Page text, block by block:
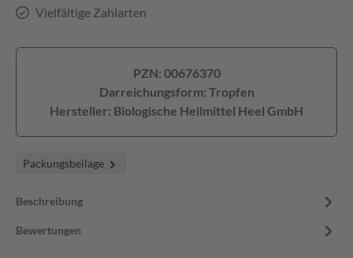
Vielfältige Zahlarten
PZN: 00676370
Darreichungsform: Tropfen
Hersteller: Biologische Heilmittel Heel GmbH
Packungsbeilage
Beschreibung
Bewertungen